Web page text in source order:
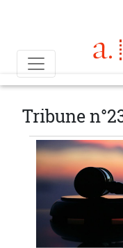
Aller au contenu
Tribune